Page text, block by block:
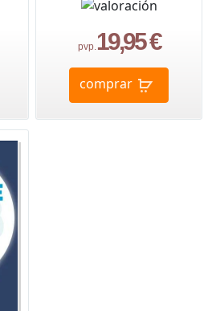
pvp.19,95 €
comprar